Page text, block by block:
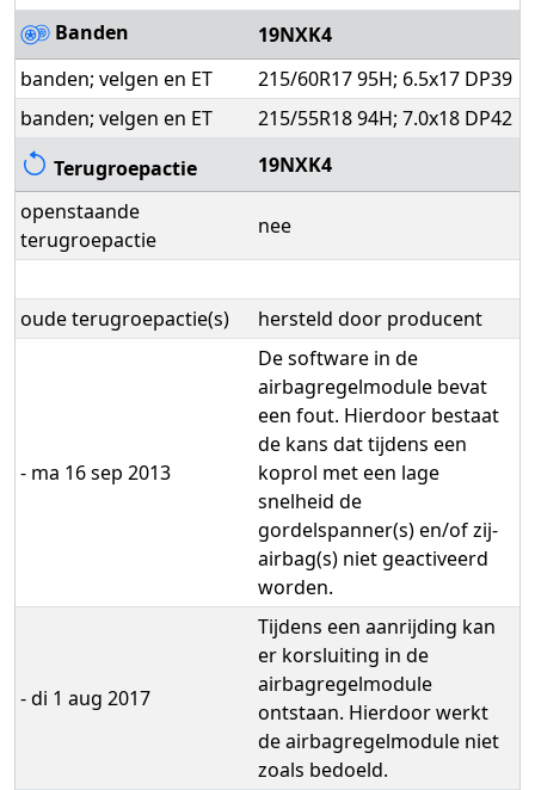
Banden
19NXK4
banden; velgen en ET
215/60R17 95H; 6.5x17 DP39
banden; velgen en ET
215/55R18 94H; 7.0x18 DP42
Terugroepactie
19NXK4
openstaande
terugroepactie
nee
oude terugroepactie(s) hersteld door producent
- ma 16 sep 2013
De software in de
airbagregelmodule bevat
een fout. Hierdoor bestaat
de kans dat tijdens een
koprol met een lage
snelheid de
gordelspanner(s) en/of zij-
airbag(s) niet geactiveerd
worden.
- di 1 aug 2017
Tijdens een aanrijding kan
er korsluiting in de
airbagregelmodule
ontstaan. Hierdoor werkt
de airbagregelmodule niet
zoals bedoeld.